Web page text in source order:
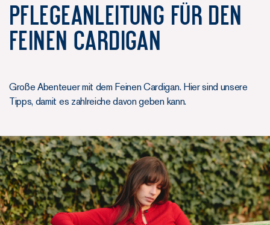
Pflegeanleitung für den
Feinen Cardigan
Große Abenteuer mit dem Feinen Cardigan. Hier sind unsere
Tipps, damit es zahlreiche davon geben kann.